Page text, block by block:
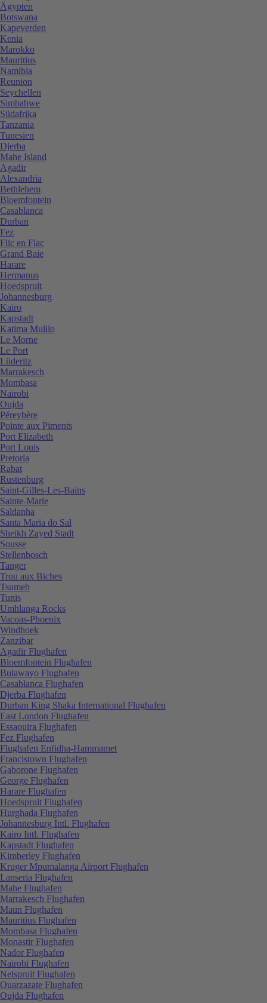
Ägypten
Botswana
Kapeverden
Kenia
Marokko
Mauritius
Namibia
Reunion
Seychellen
Simbabwe
Südafrika
Tanzania
Tunesien
Djerba
Mahe Island
Agadir
Alexandria
Bethlehem
Bloemfontein
Casablanca
Durban
Fez
Flic en Flac
Grand Baie
Harare
Hermanus
Hoedspruit
Johannesburg
Kairo
Kapstadt
Katima Mulilo
Le Morne
Le Port
Lüderitz
Marrakesch
Mombasa
Nairobi
Oujda
Péreybère
Pointe aux Piments
Port Elizabeth
Port Louis
Pretoria
Rabat
Rustenburg
Saint-Gilles-Les-Bains
Sainte-Marie
Saldanha
Santa Maria do Sal
Sheikh Zayed Stadt
Sousse
Stellenbosch
Tanger
Trou aux Biches
Tsumeb
Tunis
Umhlanga Rocks
Vacoas-Phoenix
Windhoek
Zanzibar
Agadir Flughafen
Bloemfontein Flughafen
Bulawayo Flughafen
Casablanca Flughafen
Djerba Flughafen
Durban King Shaka International Flughafen
East London Flughafen
Essaouira Flughafen
Fez Flughafen
Flughafen Enfidha-Hammamet
Francistown Flughafen
Gaborone Flughafen
George Flughafen
Harare Flughafen
Hoedspruit Flughafen
Hurghada Flughafen
Johannesburg Intl. Flughafen
Kairo Intl. Flughafen
Kapstadt Flughafen
Kimberley Flughafen
Kruger Mpumalanga Airport Flughafen
Lanseria Flughafen
Mahe Flughafen
Marrakesch Flughafen
Maun Flughafen
Mauritius Flughafen
Mombasa Flughafen
Monastir Flughafen
Nador Flughafen
Nairobi Flughafen
Nelspruit Flughafen
Ouarzazate Flughafen
Oujda Flughafen